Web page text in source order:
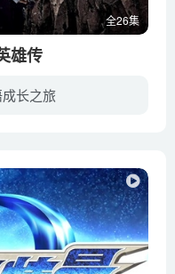
全26集
雄传
长之旅